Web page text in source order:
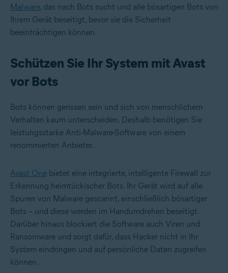
Malware, das nach Bots sucht und alle bösartigen Bots von
Ihrem Gerät beseitigt, bevor sie die Sicherheit
beeinträchtigen können.
Schützen Sie Ihr System mit Avast
vor Bots
Bots können gerissen sein und sich von menschlichem
Verhalten kaum unterscheiden. Deshalb benötigen Sie
leistungsstarke Anti-Malware-Software von einem
renommierten Anbieter.
Avast One bietet eine integrierte, intelligente Firewall zur
Erkennung heimtückischer Bots. Ihr Gerät wird auf alle
Spuren von Malware gescannt, einschließlich bösartiger
Bots – und diese werden im Handumdrehen beseitigt.
Darüber hinaus blockiert die Software auch Viren und
Ransomware und sorgt dafür, dass Hacker nicht in Ihr
System eindringen und auf persönliche Daten zugreifen
können.